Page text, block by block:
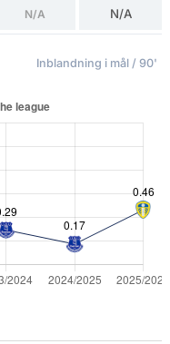
N/A N/A
Inblandning i mål / 90'